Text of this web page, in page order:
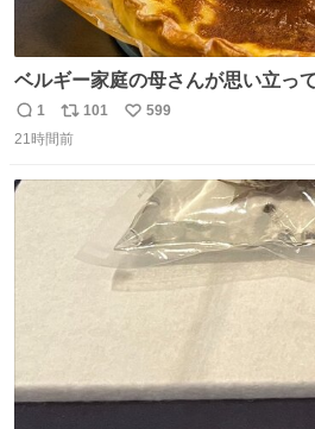
ベルギー家庭の母さんが思い立っ
は「砂糖のケーキ」。パイ生地に
け、クリームと卵の液を注いで焼
ギーのだよ」というこれ、素朴な
ン戦争の歴史があった。
返
信
1
リ
ポ
101
い
数
599
21時間前